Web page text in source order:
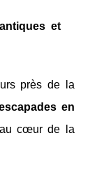
et
près de la
en
cœur de la